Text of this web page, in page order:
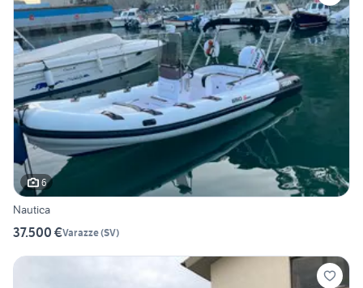
6
Nautica
37.500 €Varazze(SV)